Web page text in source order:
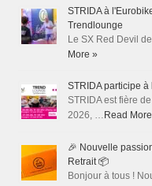
STRIDA à
Trendlounge
Le SX Red Devil
More »
STRIDA participe
STRIDA est fière
2026, … Read
🎉 Nouvelle
Retrait 📦
Bonjour à tous !